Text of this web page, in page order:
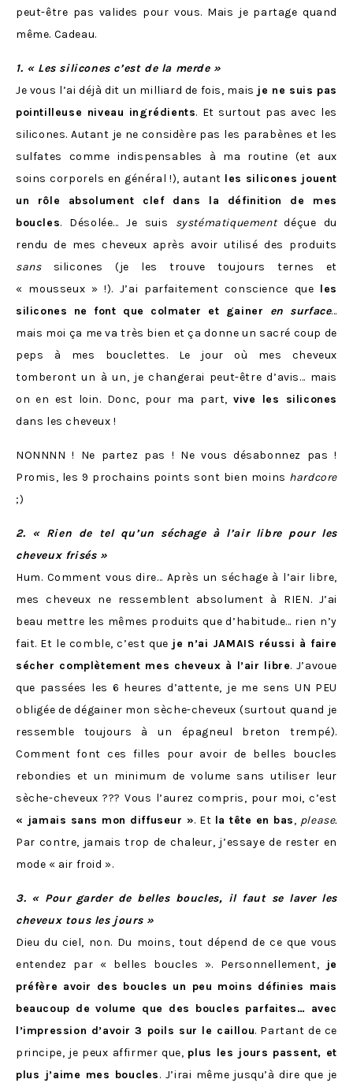
peut-être pas valides pour vous. Mais je partage quand
même. Cadeau.
1. « Les silicones c’est de la merde »
Je vous l’ai déjà dit un milliard de fois, mais je ne suis pas
pointilleuse niveau ingrédients. Et surtout pas avec les
silicones. Autant je ne considère pas les parabènes et les
sulfates comme indispensables à ma routine (et aux
soins corporels en général !), autant les silicones jouent
un rôle absolument clef dans la définition de mes
boucles. Désolée… Je suis systématiquementdéçue du
rendu de mes cheveux après avoir utilisé des produits
sanssilicones (je les trouve toujours ternes et
« mousseux » !). J’ai parfaitement conscience que les
silicones ne font que colmater et gainer en surface…
mais moi ça me va très bien et ça donne un sacré coup de
peps à mes bouclettes. Le jour où mes cheveux
tomberont un à un, je changerai peut-être d’avis… mais
on en est loin. Donc, pour ma part,vive les silicones
dans les cheveux !
NONNNN ! Ne partez pas ! Ne vous désabonnez pas !
Promis, les 9 prochains points sont bien moins hardcore
;)
2. « Rien de tel qu’un séchage à l’air libre pour les
cheveux frisés »
Hum. Comment vous dire… Après un séchage à l’air libre,
mes cheveux ne ressemblent absolument à RIEN. J’ai
beau mettre les mêmes produits que d’habitude… rien n’y
fait. Et le comble, c’est que je n’ai JAMAIS réussi à faire
sécher complètement mes cheveux à l’air libre. J’avoue
que passées les 6 heures d’attente, je me sens UN PEU
obligée de dégainer mon sèche-cheveux (surtout quand je
ressemble toujours à un épagneul breton trempé).
Comment font ces filles pour avoir de belles boucles
rebondies et un minimum de volume sans utiliser leur
sèche-cheveux ??? Vous l’aurez compris, pour moi, c’est
« jamais sans mon diffuseur ». Et la tête en bas, please.
Par contre, jamais trop de chaleur, j’essaye de rester en
mode « air froid ».
3. « Pour garder de belles boucles, il faut se laver les
cheveux tous les jours »
Dieu du ciel, non. Du moins, tout dépend de ce que vous
entendez par « belles boucles ». Personnellement,
je
préfère avoir des boucles un peu moins définies mais
beaucoup de volume que des boucles parfaites… avec
l’impression d’avoir 3 poils sur le caillou. Partant de ce
principe, je peux affirmer que, plus les jours passent, et
plus j’aime mes boucles. J’irai même jusqu’à dire que je